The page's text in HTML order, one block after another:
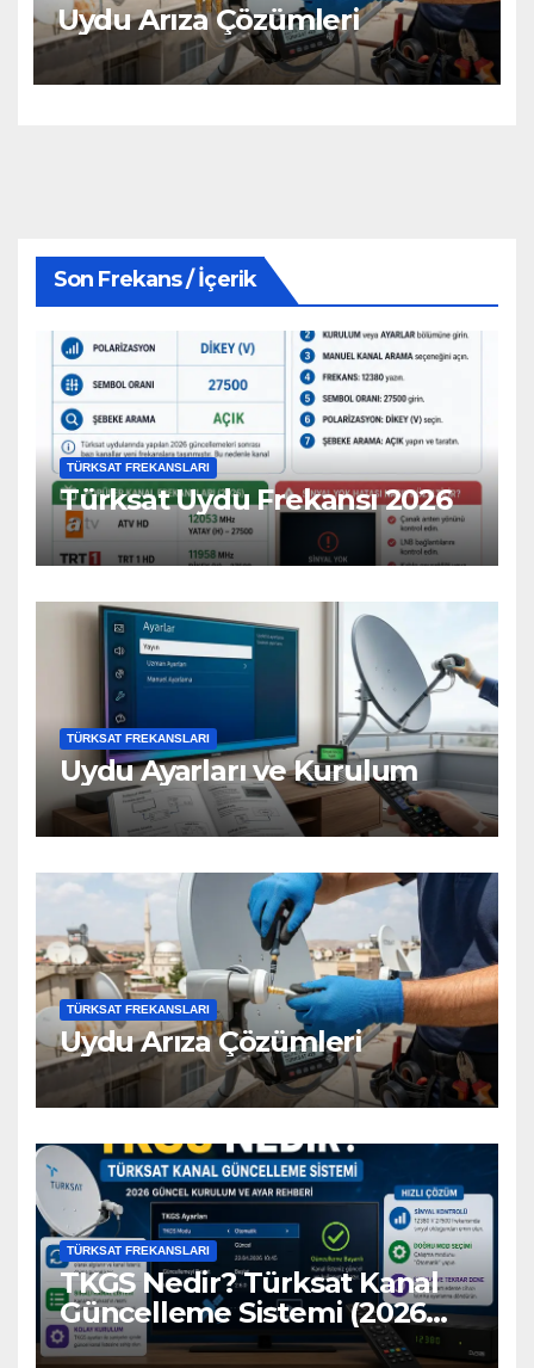
Uydu Arıza Çözümleri
Son Frekans / İçerik
TÜRKSAT FREKANSLARI
Türksat Uydu Frekansı 2026
TÜRKSAT FREKANSLARI
Uydu Ayarları ve Kurulum
TÜRKSAT FREKANSLARI
Uydu Arıza Çözümleri
TÜRKSAT FREKANSLARI
TKGS Nedir? Türksat Kanal
Güncelleme Sistemi (2026
Ayarları)